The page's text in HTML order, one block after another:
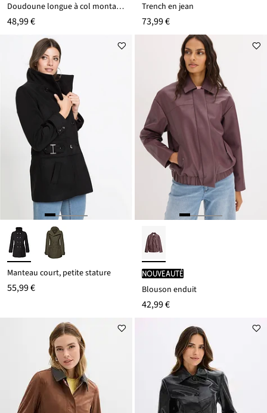
Doudoune longue à col montant et capuche
48,99 €
Trench en jean
73,99 €
Manteau court, petite stature
55,99 €
Nouveauté
Blouson enduit
42,99 €